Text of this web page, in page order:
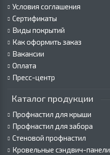
Условия соглашения
Сертификаты
Виды покрытий
Как оформить заказ
Вакансии
Оплата
Пресс-центр
Каталог продукции
Профнастил для крыши
Профнастил для забора
Стеновой профнастил
Кровельные сэндвич-панели